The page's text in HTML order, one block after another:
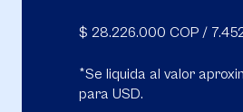
$ 28.226.000 COP /
*Se liquida al valor
para USD.